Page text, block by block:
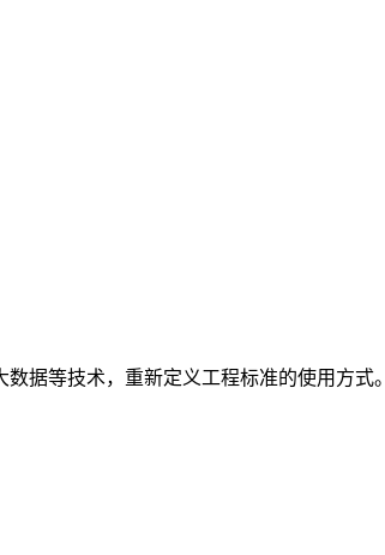
据等技术，重新定义工程标准的使用方式。